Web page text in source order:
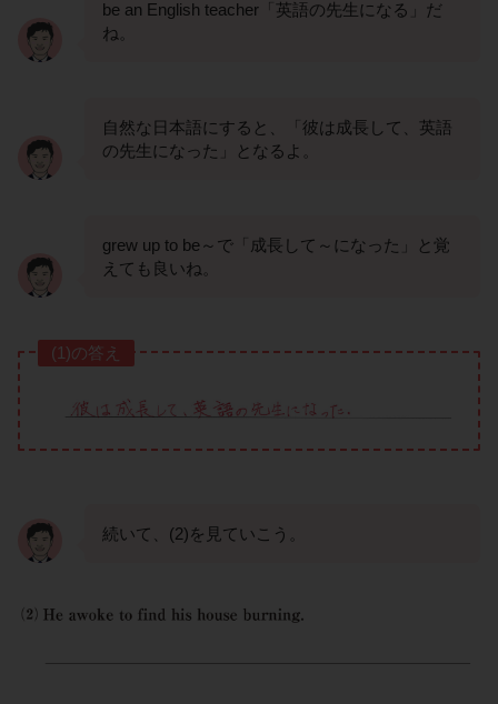
be an English teacher「英語の先生になる」だ
ね。
自然な日本語にすると、「彼は成長して、英語
の先生になった」となるよ。
grew up to be～で「成長して～になった」と覚
えても良いね。
(1)の答え
続いて、(2)を見ていこう。